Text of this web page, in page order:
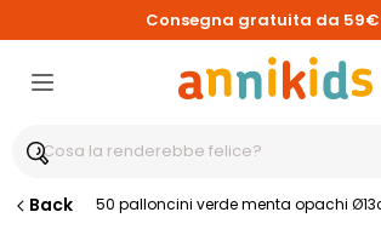
Consegna gratuita da 59€
Back 50 palloncini verde menta opachi